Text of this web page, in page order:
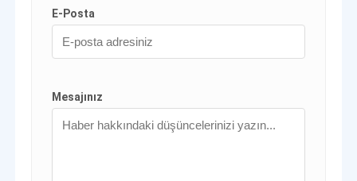
E-Posta
Mesajınız